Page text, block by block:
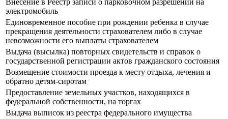
Внесение в Реестр записи о парковочном разрешении на
электромобиль
Единовременное пособие при рождении ребенка в случае
прекращения деятельности страхователем либо в случае
невозможности его выплаты страхователем
Выдача (высылка) повторных свидетельств и справок о
государственной регистрации актов гражданского состояния
Возмещение стоимости проезда к месту отдыха, лечения и
обратно детям-сиротам
Предоставление земельных участков, находящихся в
федеральной собственности, на торгах
Выдача выписок из реестра федерального имущества